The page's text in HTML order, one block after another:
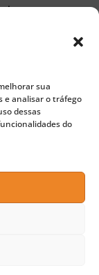
sua
e analisar o tráfego
dessas
do
ao
do
de
de
do total de
com
a mais do